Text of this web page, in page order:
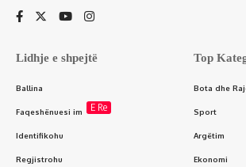
Lidhje e shpejtë
Ballina
Faqeshënuesi im E Re
Identifikohu
Regjistrohu
Top
Bota dhe
Sport
Argëtim
Ekonomi